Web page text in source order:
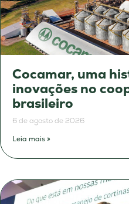
Cocamar, uma
inovações no
brasileiro
6 de agosto de 2026
Leia mais »